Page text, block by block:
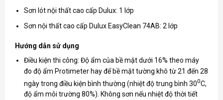
Sơn lót nội thất cao cấp Dulux: 1 lớp
Sơn nội thất cao cấp Dulux EasyClean 74AB: 2 lớp
Hướng dẫn sử dụng
Điều kiện thi công: Độ ẩm của bề mặt dưới 16% theo máy
đo độ ẩm Protimeter hay để bề mặt tường khô từ 21 đến 28
ngày trong điều kiện bình thường (nhiệt độ trung bình 300C,
độ ẩm môi trường 80%). Không sơn nếu nhiệt độ thời tiết